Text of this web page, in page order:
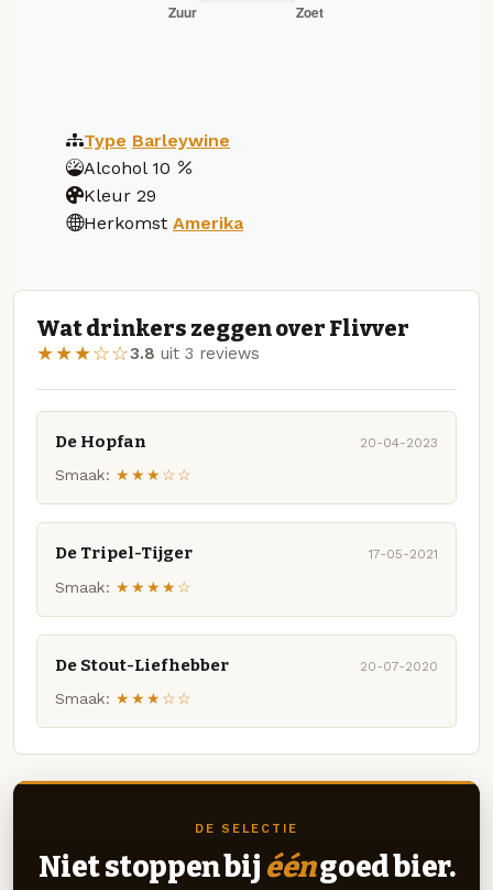
Type Barleywine
Alcohol 10
Kleur 29
Herkomst Amerika
Wat drinkers zeggen over Flivver
★★★☆☆3.8 uit 3 reviews
De Hopfan 20-04-2023
Smaak: ★★★☆☆
De Tripel-Tijger 17-05-2021
Smaak: ★★★★☆
De Stout-Liefhebber 20-07-2020
Smaak: ★★★☆☆
DE SELECTIE
Niet stoppen bij ééngoed bier.